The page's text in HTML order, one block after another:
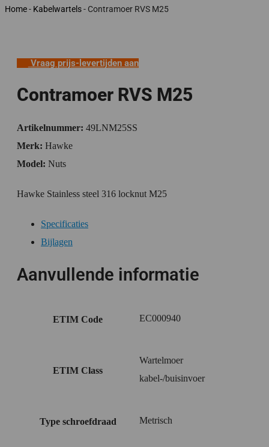
Home- Kabelwartels- Contramoer RVS M25
Vraag prijs-levertijden aan
Contramoer RVS M25
Artikelnummer: 49LNM25SS
Merk: Hawke
Model: Nuts
Hawke Stainless steel 316 locknut M25
Specificaties
Bijlagen
Aanvullende informatie
ETIM Code EC000940
ETIM Class
Wartelmoer
kabel-/buisinvoer
Type schroefdraad Metrisch